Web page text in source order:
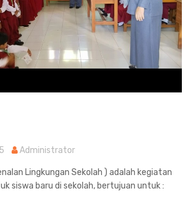
Administrator
Lingkungan Sekolah ) adalah kegiatan
siswa baru di sekolah, bertujuan untuk :